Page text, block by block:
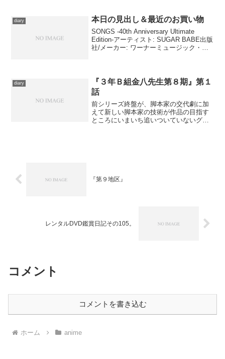
には何か仕込める……は...
diary 本日の見出し＆最近のお買い物
SONGS -40th Anniversary Ultimate
Edition-アーティスト: SUGAR BABE出版
社/メーカー: ワーナーミュージック・ジ
diary
『３年Ｂ組金八先生第８期』第１
話
前シリーズ終盤が、脚本家の交代劇に加
えて新しい脚本家の技術が作品の目指す
ところにいまいち追いついていないグダ
『第９地区』
レンタルDVD鑑賞日記その105。
コメント
コメントを書き込む
ホーム anime